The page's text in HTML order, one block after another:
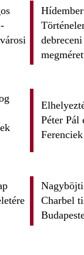
Péter Pál
Charbel